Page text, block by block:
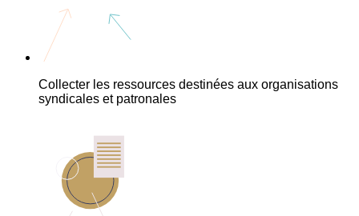
Collecter les ressources destinées aux organisations
syndicales et patronales